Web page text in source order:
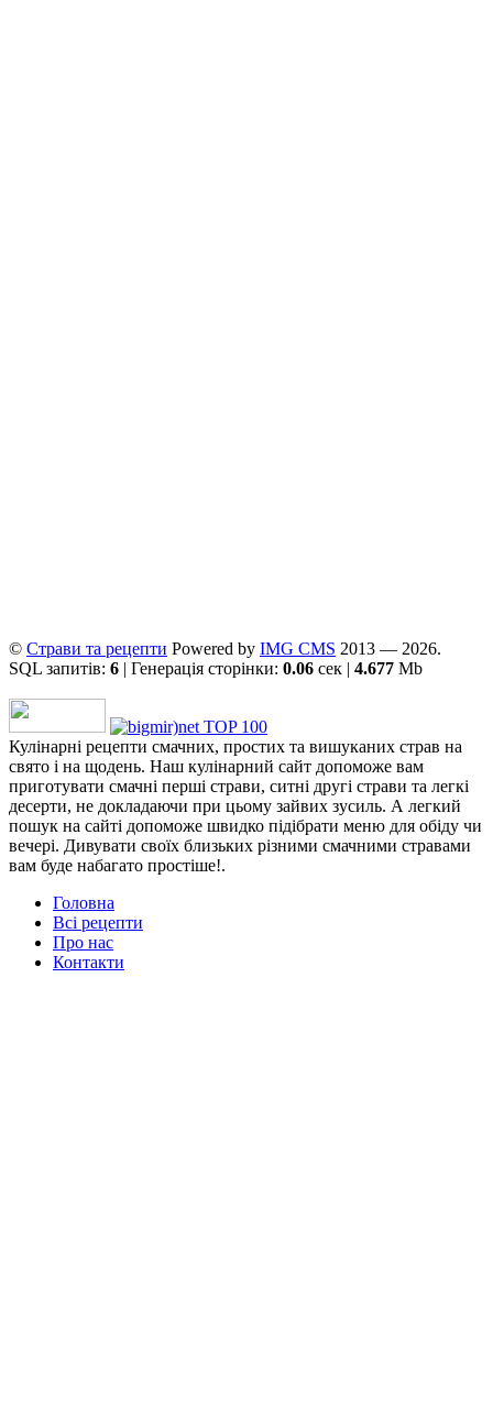
© Страви та рецепти Powered by ІMG CMS 2013 — 2026.
SQL запитів: 6 | Генерація сторінки: 0.06 сек | 4.677 Mb
Кулінарні рецепти смачних, простих та вишуканих страв на
свято і на щодень. Наш кулінарний сайт допоможе вам
приготувати смачні перші страви, ситні другі страви та легкі
десерти, не докладаючи при цьому зайвих зусиль. А легкий
пошук на сайті допоможе швидко підібрати меню для обіду чи
вечері. Дивувати своїх близьких різними смачними стравами
вам буде набагато простіше!.
Головна
Всі рецепти
Про нас
Контакти